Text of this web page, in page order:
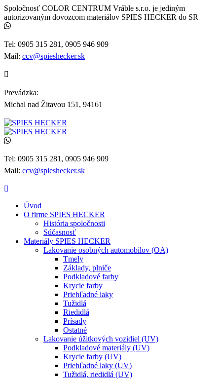
Spoločnosť COLOR CENTRUM Vráble s.r.o. je jediným
autorizovaným dovozcom materiálov SPIES HECKER do SR
Tel: 0905 315 281, 0905 946 909
Mail: ccv@spieshecker.sk
Prevádzka:
Michal nad Žitavou 151, 94161
Tel: 0905 315 281, 0905 946 909
Mail: ccv@spieshecker.sk
Úvod
O firme SPIES HECKER
História spoločnosti
Súčasnosť
Materiály SPIES HECKER
Lakovanie osobných automobilov (OA)
Tmely
Základy, plniče
Podkladové farby
Krycie farby
Priehľadné laky
Tužidlá
Riedidlá
Prísady
Ostatné
Lakovanie úžitkových vozidiel (UV)
Podkladové materiály (UV)
Krycie farby (UV)
Priehľadné laky (UV)
Tužidlá, riedidlá (UV)